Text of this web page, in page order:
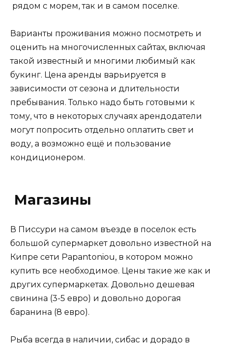
рядом с морем, так и в самом поселке.
Варианты проживания можно посмотреть и
оценить на многочисленных сайтах, включая
такой известный и многими любимый как
букинг. Цена аренды варьируется в
зависимости от сезона и длительности
пребывания. Только надо быть готовыми к
тому, что в некоторых случаях арендодатели
могут попросить отдельно оплатить свет и
воду, а возможно ещё и пользование
кондиционером.
Магазины
В Писсури на самом въезде в поселок есть
большой супермаркет довольно известной на
Кипре сети Papantoniou, в котором можно
купить все необходимое. Цены такие же как и
других супермаркетах. Довольно дешевая
свинина (3-5 евро) и довольно дорогая
баранина (8 евро).
Рыба всегда в наличии, сибас и дорадо в